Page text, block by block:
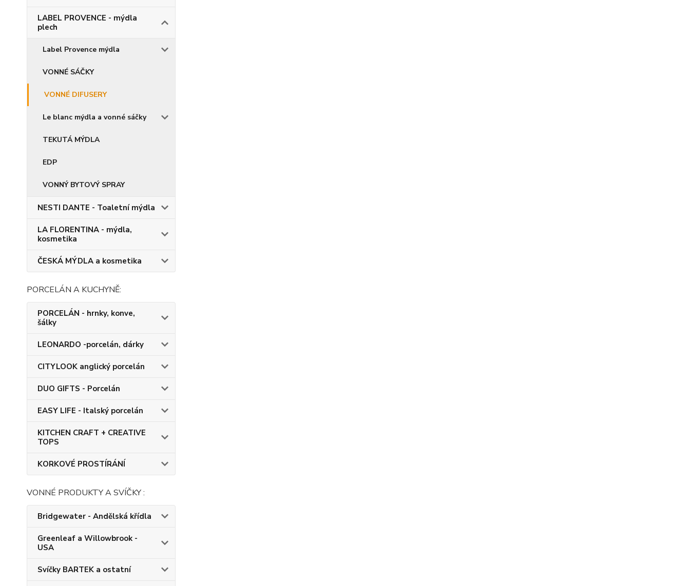
LABEL PROVENCE - mýdla
plech
Label Provence mýdla
VONNÉ SÁČKY
VONNÉ DIFUSERY
Le blanc mýdla a vonné sáčky
TEKUTÁ MÝDLA
EDP
VONNÝ BYTOVÝ SPRAY
NESTI DANTE - Toaletní mýdla
LA FLORENTINA - mýdla,
kosmetika
ČESKÁ MÝDLA a kosmetika
PORCELÁN A KUCHYNĚ:
PORCELÁN - hrnky, konve,
šálky
LEONARDO -porcelán, dárky
CITYLOOK anglický porcelán
DUO GIFTS - Porcelán
EASY LIFE - Italský porcelán
KITCHEN CRAFT + CREATIVE
TOPS
KORKOVÉ PROSTÍRÁNÍ
VONNÉ PRODUKTY A SVÍČKY :
Bridgewater - Andělská křídla
Greenleaf a Willowbrook -
USA
Svíčky BARTEK a ostatní